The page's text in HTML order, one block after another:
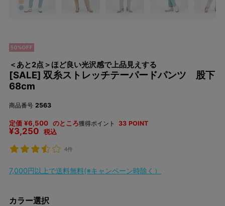
＜あと2点＞ほど良い光沢感で上品見えする
[SALE] 双糸ストレッチテーパードパンツ 股下
68cm
商品番号 2563
定価 ¥6,500 のところ
¥3,250 税込
獲得ポイント 33 POINT
4件
7,000円以上で送料無料(※キャンペーン時除く）
カラー選択